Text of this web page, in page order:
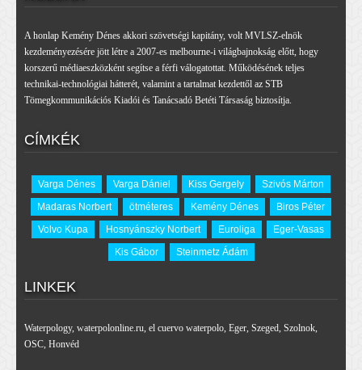
A honlap Kemény Dénes akkori szövetségi kapitány, volt MVLSZ-elnök
kezdeményezésére jött létre a 2007-es melbourne-i világbajnokság előtt, hogy
korszerű médiaeszközként segítse a férfi válogatottat. Működésének teljes
technikai-technológiai hátterét, valamint a tartalmat kezdettől az STB
Tömegkommunikációs Kiadói és Tanácsadó Betéti Társaság biztosítja.
CÍMKÉK
Varga Dénes Varga Dániel Kiss Gergely
Szivós Márton
Madaras Norbert
ötméteres Kemény Dénes
Biros Péter
Volvo Kupa
Hosnyánszky Norbert Euroliga
Eger-Vasas
Kis Gábor
Steinmetz Ádám
LINKEK
Waterpology, waterpolonline.ru, el cuervo waterpolo, Eger, Szeged, Szolnok,
OSC, Honvéd